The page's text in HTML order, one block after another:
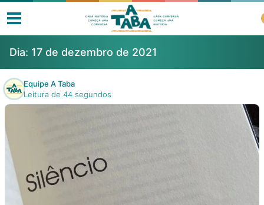
Livros
Clube de Leitores
Listas
Dia: 17 de dezembro de 2021
Equipe A Taba
Leitura de 44 segundos